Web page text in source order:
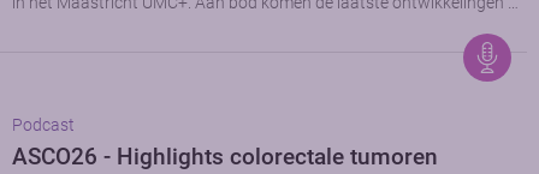
Podcast
ASCO26 - Highlights colorectale tumoren